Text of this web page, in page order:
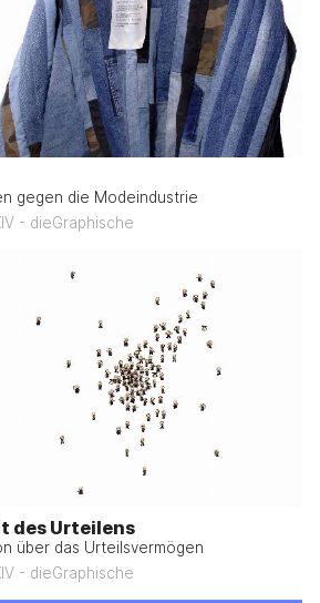
gegen die Modeindustrie
- dieGraphische
des Urteilens
über das Urteilsvermögen
- dieGraphische